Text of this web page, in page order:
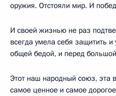
оружия. Отстояли мир. И
И своей жизнью не раз
всегда умела себя защитить
общей бедой, и перед
Этот наш народный союз, эта
самое ценное и самое